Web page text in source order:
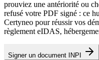
prouviez une antériorité ou
refusé votre PDF signé : ce
Certyneo pour réussir vos
règlement eIDAS,
Signer un document INPI